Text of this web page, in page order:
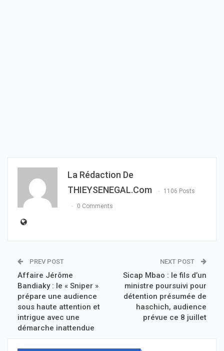
La Rédaction De
THIEYSENEGAL.com
1106 Posts
0 Comments
PREV POST
Affaire Jérôme
Bandiaky : le « Sniper »
prépare une audience
sous haute attention et
intrigue avec une
démarche inattendue
NEXT POST
Sicap Mbao : le fils d’un
ministre poursuivi pour
détention présumée de
haschich, audience
prévue ce 8 juillet